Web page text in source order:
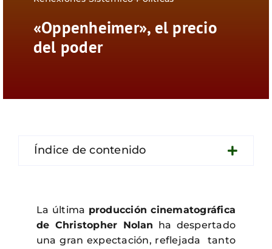
Eventos
«Oppenheimer», el precio
del poder
Índice de contenido
La última producción cinematográfica
de Christopher Nolan ha despertado
una gran expectación, reflejada tanto